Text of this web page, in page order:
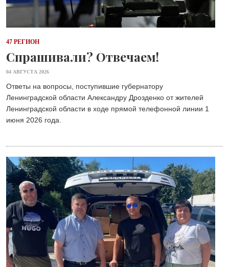
47 РЕГИОН
Спрашивали? Отвечаем!
04 АВГУСТА 2026
Ответы на вопросы, поступившие губернатору
Ленинградской области Александру Дрозденко от жителей
Ленинградской области в ходе прямой телефонной линии 1
июня 2026 года.